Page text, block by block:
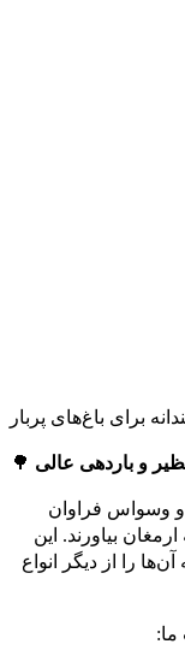
برای باغ‌های پربار
و باردهی عالی 🌳
وسواس فراوان
ارمغان بیاورند. این
را از دیگر انواع